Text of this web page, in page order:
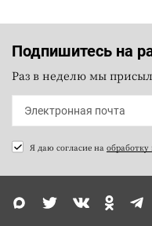
Подпишитесь на
Раз в неделю мы
Я даю согласие на